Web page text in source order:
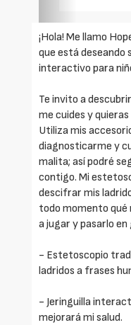
¡Hola! Me llamo
que está deseando
interactivo para
Te invito a
me cuides y
Utiliza mis
diagnosticarme y
malita; así podré
contigo. Mi
descifrar mis
todo momento qué
a jugar y pasarlo en
- Estetoscopio
ladridos a frases
- Jeringuilla
mejorará mi salud.